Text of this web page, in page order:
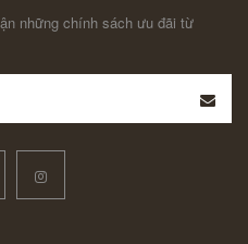
những chính sách ưu đãi từ